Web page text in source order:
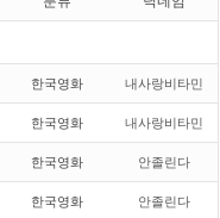
한국영화 내사랑비타민
한국영화 내사랑비타민
한국영화 안졸린다
한국영화 안졸린다